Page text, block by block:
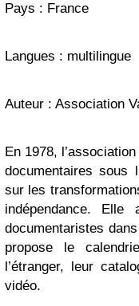
Pays : France
Langues : multilingue
Auteur : Association
En 1978,
documentaires sous
sur les
indépendance.
documentaristes
propose le
l’étranger, leur
vidéo.